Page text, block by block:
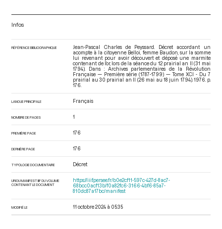
Infos
RÉFÉRENCE BIBLIOGRAPHIQUE
Jean-Pascal Charles de Peyssard. Décret accordant un
acompte à la citoyenne Belloi, femme Baudon, sur la somme
lui revenant pour avoir découvert et déposé une marmite
contenant de l’or, lors de la séance du 12 prairial an II (31 mai
1794). Dans : Archives parlementaires de la Révolution
Française — Première série (1787-1799) — Tome XCI - Du 7
prairial au 30 prairial an II (26 mai au 18 juin 1794). 1976. p.
176.
LANGUE PRINCIPALE Français
NOMBRE DE PAGES 1
PREMIÈRE PAGE 176
DERNIÈRE PAGE 176
TYPOLOGIE DOCUMENTAIRE Décret
URI DU MANIFEST IIIF DU VOLUME
CONTENANT LE DOCUMENT
https://iiif.persee.fr/b0e2cf11-597c-427d-8ac7-
68bcc0acf13b/f0a82fc6-3166-4bf6-85a7-
810dc87a17bc/manifest
MODIFIÉ LE 11 octobre 2024 à 05:35